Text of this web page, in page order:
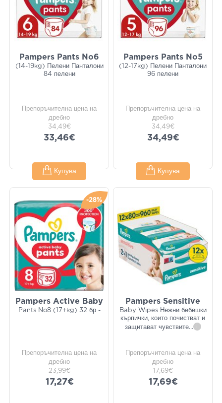
Pampers Pants No6
(14-19kg) Пелени Панталони
84 пелени
Препоръчителна цена на
дребно
34,49€
33,46€
Купува
Pampers Pants No5
(12-17kg) Пелени Панталони
96 пелени
Препоръчителна цена на
дребно
34,49€
34,49€
Купува
-28%
Pampers Active Baby
Pants Νο8 (17+kg) 32 бр -
Препоръчителна цена на
дребно
23,99€
17,27€
Pampers Sensitive
Baby Wipes Нежни бебешки
кърпички, които почистват и
защитават чувствите... i
Препоръчителна цена на
дребно
17,69€
17,69€